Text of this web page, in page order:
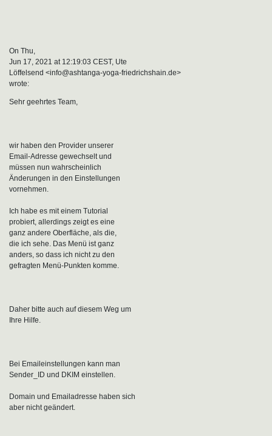
On Thu,
Jun 17, 2021 at 12:19:03 CEST, Ute
Löffelsend <info@ashtanga-yoga-friedrichshain.de>
wrote:
Sehr geehrtes Team,
wir haben den Provider unserer
Email-Adresse gewechselt und
müssen nun wahrscheinlich
Änderungen in den Einstellungen
vornehmen.
Ich habe es mit einem Tutorial
probiert, allerdings zeigt es eine
ganz andere Oberfläche, als die,
die ich sehe. Das Menü ist ganz
anders, so dass ich nicht zu den
gefragten Menü-Punkten komme.
Daher bitte auch auf diesem Weg um
Ihre Hilfe.
Bei Emaileinstellungen kann man
Sender_ID und DKIM einstellen.
Domain und Emailadresse haben sich
aber nicht geändert.